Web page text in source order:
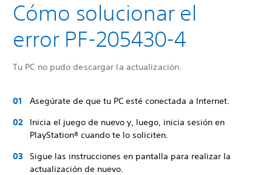
Cómo solucionar el
error PF-205430-4
Tu PC no pudo descargar la actualización.
Asegúrate de que tu PC esté conectada a Internet.
Inicia el juego de nuevo y, luego, inicia sesión en
PlayStation® cuando te lo soliciten.
Sigue las instrucciones en pantalla para realizar la
actualización de nuevo.